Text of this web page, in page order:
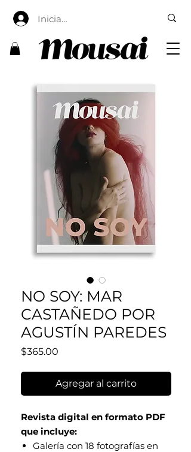
Iniciar sesión
NO SOY: MAR
CASTAÑEDO POR
AGUSTÍN PAREDES
$365.00
Agregar al carrito
Revista digital en formato PDF
que incluye:
Galería con 18 fotografías en